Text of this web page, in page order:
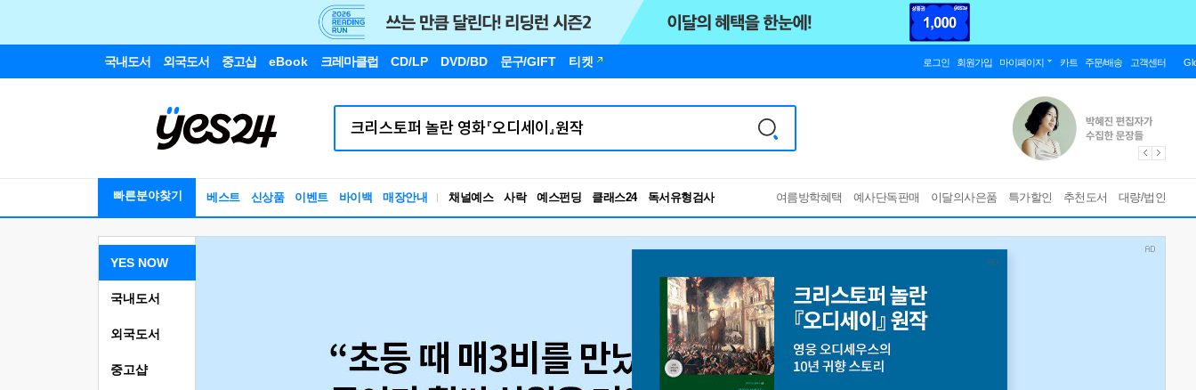
국내도서 외국도서 중고샵 eBook 크레마클럽 CD/LP DVD/BD 문구/GIFT 티켓 로그인 회원가입 마이페이지 카트 주문/배송 고객센터
빠른분야찾기 베스트 신상품 이벤트 바이백 매장안내 채널예스 사락 예스펀딩 클래스24
RBTI Lab
독서유형검사
여름방학혜택 예사단독판매 이달의사은품 특가할인 추천도서 대량/법인
YES NOW
국내도서
외국도서
중고샵